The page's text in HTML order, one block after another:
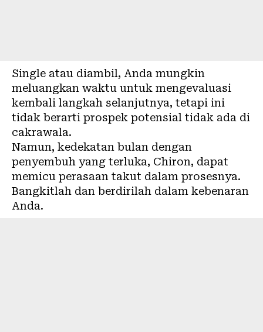
Single atau diambil, Anda mungkin
meluangkan waktu untuk mengevaluasi
kembali langkah selanjutnya, tetapi ini
tidak berarti prospek potensial tidak ada di
cakrawala.
Namun, kedekatan bulan dengan
penyembuh yang terluka, Chiron, dapat
memicu perasaan takut dalam prosesnya.
Bangkitlah dan berdirilah dalam kebenaran
Anda.